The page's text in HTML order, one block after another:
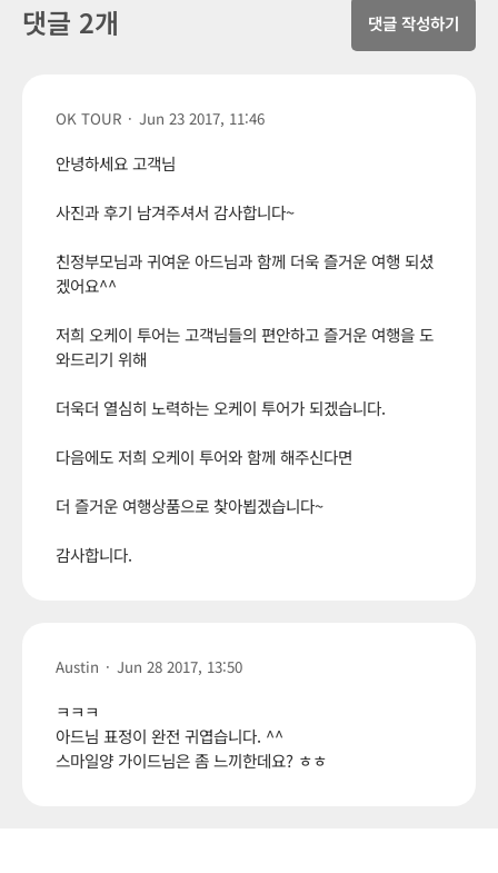
댓글 2개 댓글 작성하기
OK TOUR · Jun 23 2017, 11:46
안녕하세요 고객님
사진과 후기 남겨주셔서 감사합니다~
친정부모님과 귀여운 아드님과 함께 더욱 즐거운 여행 되셨
겠어요^^
저희 오케이 투어는 고객님들의 편안하고 즐거운 여행을 도
와드리기 위해
더욱더 열심히 노력하는 오케이 투어가 되겠습니다.
다음에도 저희 오케이 투어와 함께 해주신다면
더 즐거운 여행상품으로 찾아뵙겠습니다~
감사합니다.
Austin · Jun 28 2017, 13:50
ㅋㅋㅋ
아드님 표정이 완전 귀엽습니다. ^^
스마일양 가이드님은 좀 느끼한데요? ㅎㅎ